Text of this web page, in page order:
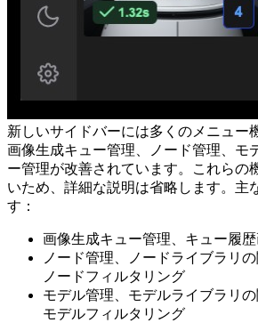
新しいサイドバーには多くのメニュー
画像生成キュー管理、ノード管理、モ
ー管理が改善されています。これらの
いため、詳細な説明は省略します。主
す：
画像生成キュー管理、キュー履
ノード管理、ノードライブラリ
ノードフィルタリング
モデル管理、モデルライブラリの
モデルフィルタリング